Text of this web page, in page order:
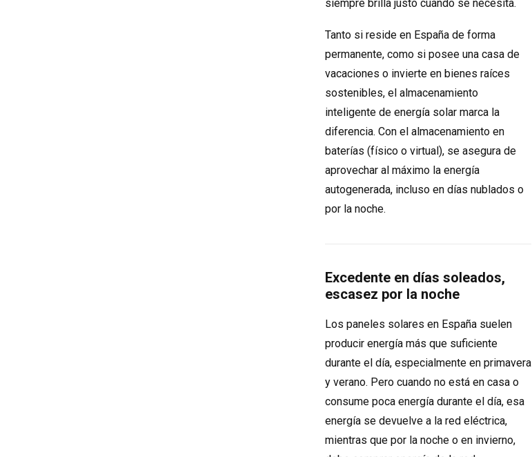
siempre brilla justo cuando se necesita.
Tanto si reside en España de forma
permanente, como si posee una casa de
vacaciones o invierte en bienes raíces
sostenibles, el almacenamiento
inteligente de energía solar marca la
diferencia. Con el almacenamiento en
baterías (físico o virtual), se asegura de
aprovechar al máximo la energía
autogenerada, incluso en días nublados o
por la noche.
Excedente en días soleados,
escasez por la noche
Los paneles solares en España suelen
producir energía más que suficiente
durante el día, especialmente en primavera
y verano. Pero cuando no está en casa o
consume poca energía durante el día, esa
energía se devuelve a la red eléctrica,
mientras que por la noche o en invierno,